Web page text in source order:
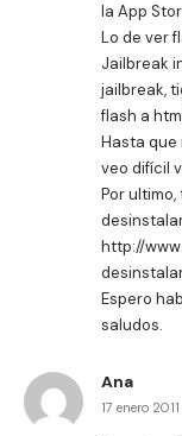
la App
Lo de ver
Jailbreak
jailbreak,
flash a
Hasta que
veo difícil
Por
http://
Espero
saludos.
Ana
17 enero